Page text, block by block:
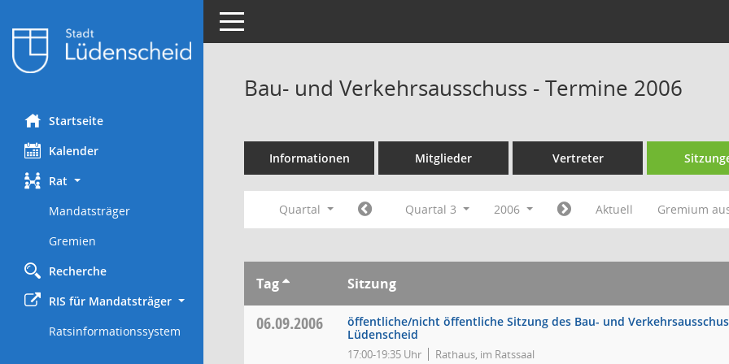
Startseite
Kalender
Rat
Mandatsträger
Gremien
Recherche
RIS für Mandatsträger
Ratsinformationssystem
Toggle navigation
Bau- und Verkehrsausschuss - Termine 2006
Informationen Mitglieder Vertreter
Quartal Quartal 3 2006 Aktuell Gremium
Tag Sitzung
06.09.2006
öffentliche/nicht öffentliche Sitzung des Bau- und
Lüdenscheid
17:00-19:35 Uhr Rathaus, im Ratssaal